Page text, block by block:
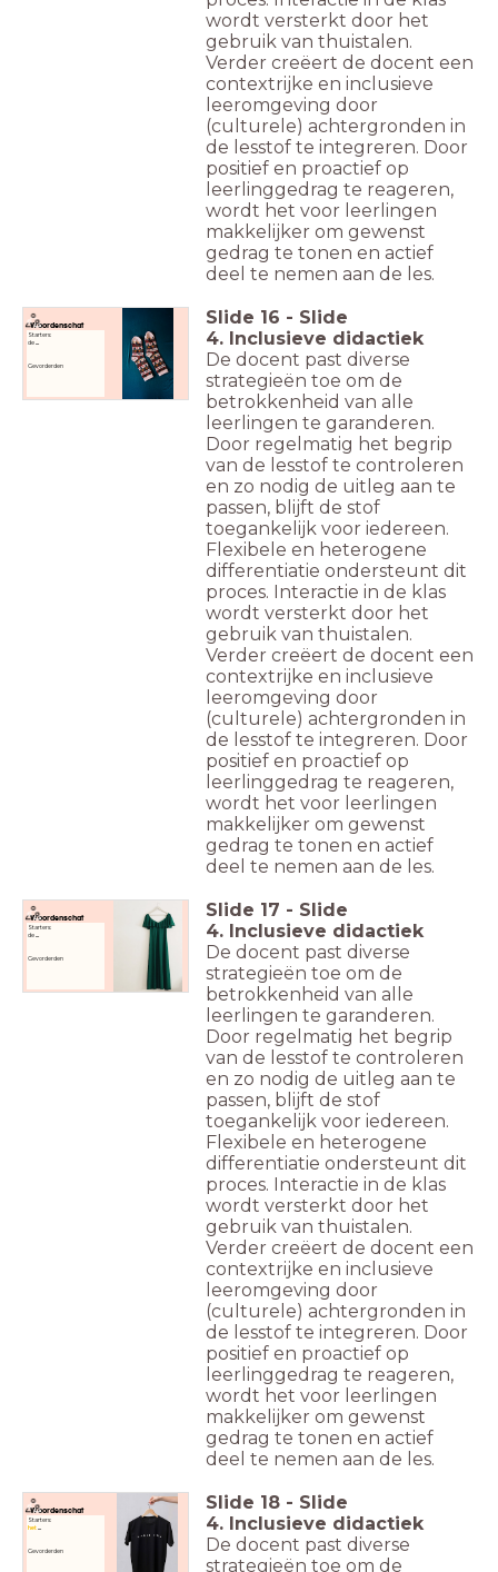
wordt versterkt door het
gebruik van thuistalen.
Verder creëert de docent een
contextrijke en inclusieve
leeromgeving door
(culturele) achtergronden in
de lesstof te integreren. Door
positief en proactief op
leerlinggedrag te reageren,
wordt het voor leerlingen
makkelijker om gewenst
gedrag te tonen en actief
deel te nemen aan de les.
Woordenschat
Starters:
de
Gevorderden
Slide 16 - Slide
4. Inclusieve didactiek
De docent past diverse
strategieën toe om de
betrokkenheid van alle
leerlingen te garanderen.
Door regelmatig het begrip
van de lesstof te controleren
en zo nodig de uitleg aan te
passen, blijft de stof
toegankelijk voor iedereen.
Flexibele en heterogene
differentiatie ondersteunt dit
proces. Interactie in de klas
wordt versterkt door het
gebruik van thuistalen.
Verder creëert de docent een
contextrijke en inclusieve
leeromgeving door
(culturele) achtergronden in
de lesstof te integreren. Door
positief en proactief op
leerlinggedrag te reageren,
wordt het voor leerlingen
makkelijker om gewenst
gedrag te tonen en actief
deel te nemen aan de les.
Woordenschat
Starters:
de
Gevorderden
Slide 17 - Slide
4. Inclusieve didactiek
De docent past diverse
strategieën toe om de
betrokkenheid van alle
leerlingen te garanderen.
Door regelmatig het begrip
van de lesstof te controleren
en zo nodig de uitleg aan te
passen, blijft de stof
toegankelijk voor iedereen.
Flexibele en heterogene
differentiatie ondersteunt dit
proces. Interactie in de klas
wordt versterkt door het
gebruik van thuistalen.
Verder creëert de docent een
contextrijke en inclusieve
leeromgeving door
(culturele) achtergronden in
de lesstof te integreren. Door
positief en proactief op
leerlinggedrag te reageren,
wordt het voor leerlingen
makkelijker om gewenst
gedrag te tonen en actief
deel te nemen aan de les.
Woordenschat
Starters:
het
Gevorderden
Slide 18 - Slide
4. Inclusieve didactiek
De docent past diverse
strategieën toe om de